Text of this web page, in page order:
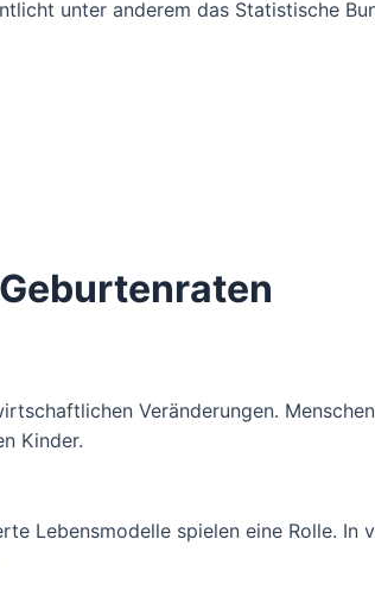
unter anderem das Statistische
Veränderungen.
Kinder.
Lebensmodelle spielen eine Rolle. In